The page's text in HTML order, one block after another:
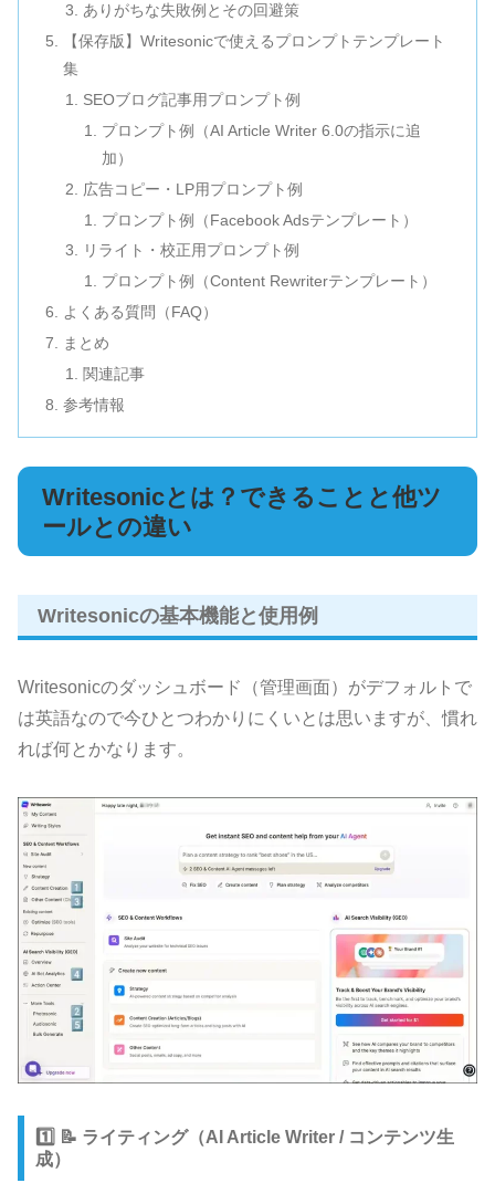
ありがちな失敗例とその回避策
【保存版】Writesonicで使えるプロンプトテンプレート
集
SEOブログ記事用プロンプト例
プロンプト例（AI Article Writer 6.0の指示に追
加）
広告コピー・LP用プロンプト例
プロンプト例（Facebook Adsテンプレート）
リライト・校正用プロンプト例
プロンプト例（Content Rewriterテンプレート）
よくある質問（FAQ）
まとめ
関連記事
参考情報
Writesonicとは？できることと他ツ
ールとの違い
Writesonicの基本機能と使用例
Writesonicのダッシュボード（管理画面）がデフォルトで
は英語なので今ひとつわかりにくいとは思いますが、慣れ
れば何とかなります。
1️⃣ 📝 ライティング（AI Article Writer / コンテンツ生
成）